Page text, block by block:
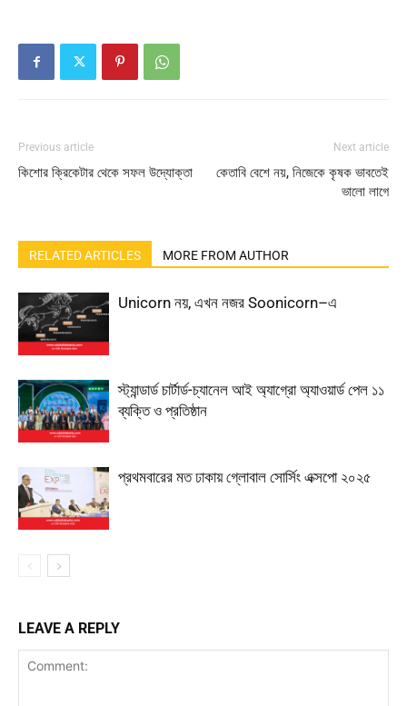
Previous article
কিশোর ক্রিকেটার থেকে সফল উদ্যোক্তা
Next article
কেতাবি বেশে নয়, নিজেকে কৃষক ভাবতেই
ভালো লাগে
RELATED ARTICLES MORE FROM AUTHOR
Unicorn নয়, এখন নজর Soonicorn–এ
স্ট্যান্ডার্ড চার্টার্ড-চ্যানেল আই অ্যাগ্রো অ্যাওয়ার্ড পেল ১১
ব্যক্তি ও প্রতিষ্ঠান
প্রথমবারের মত ঢাকায় গ্লোবাল সোর্সিং এক্সপো ২০২৫
LEAVE A REPLY